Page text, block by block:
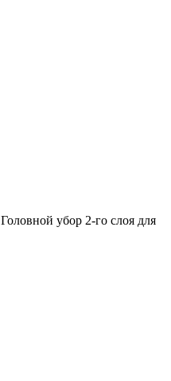
Головной убор 2-го слоя для